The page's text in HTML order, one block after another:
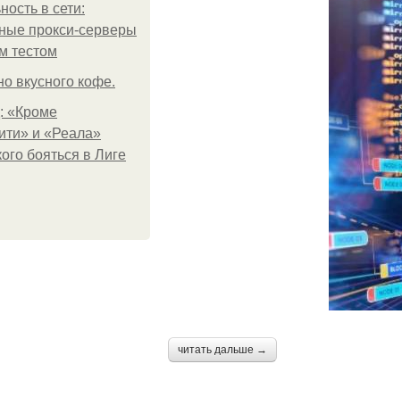
в сети:
прокси-серверы
тестом
вкусного кофе.
«Кроме
и «Реала»
бояться в Лиге
читать дальше →